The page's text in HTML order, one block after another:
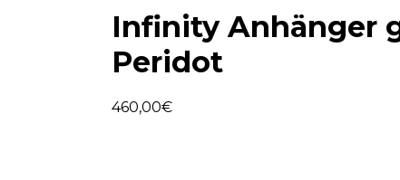
Infinity Anhänger
Peridot
460,00€